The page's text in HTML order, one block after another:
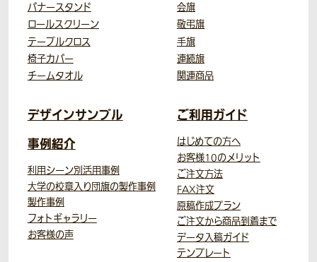
バナースタンド
ロールスクリーン
テーブルクロス
椅子カバー
チームタオル
会旗
敬弔旗
手旗
連続旗
関連商品
デザインサンプル
事例紹介
利用シーン別活用事例
大学の校章入り団旗の製作事例
製作事例
フォトギャラリー
お客様の声
ご利用ガイド
はじめての方へ
お客様10のメリット
ご注文方法
FAX注文
原稿作成プラン
ご注文から商品到着まで
データ入稿ガイド
テンプレート